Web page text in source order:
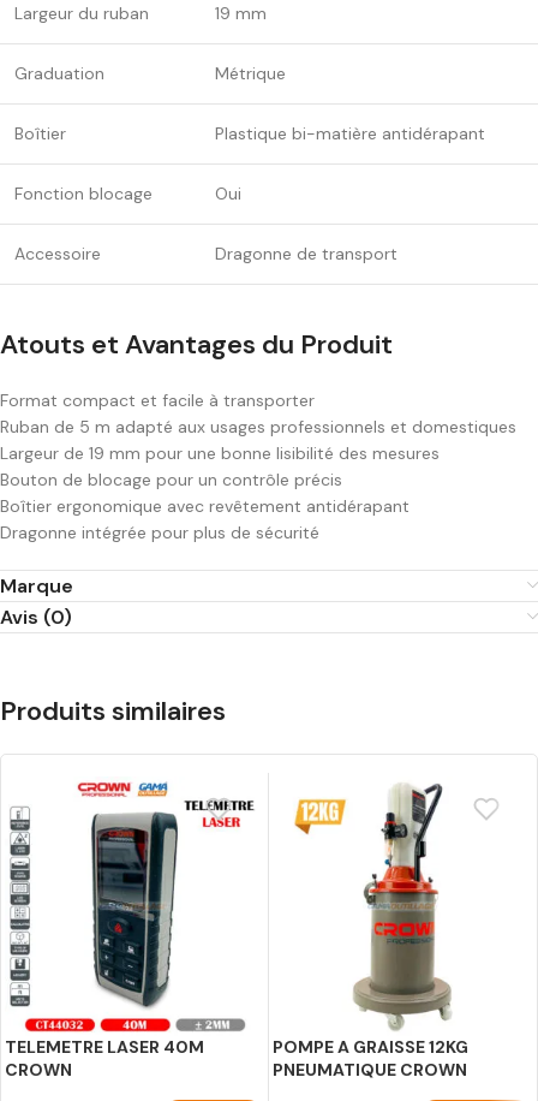
Largeur du ruban 19 mm
Graduation Métrique
Boîtier Plastique bi-matière antidérapant
Fonction blocage Oui
Accessoire Dragonne de transport
Atouts et Avantages du Produit
Format compact et facile à transporter
Ruban de 5 m adapté aux usages professionnels et domestiques
Largeur de 19 mm pour une bonne lisibilité des mesures
Bouton de blocage pour un contrôle précis
Boîtier ergonomique avec revêtement antidérapant
Dragonne intégrée pour plus de sécurité
Marque
Avis (0)
Produits similaires
TELEMETRE LASER 40M
CROWN
POMPE A GRAISSE 12KG
PNEUMATIQUE CROWN